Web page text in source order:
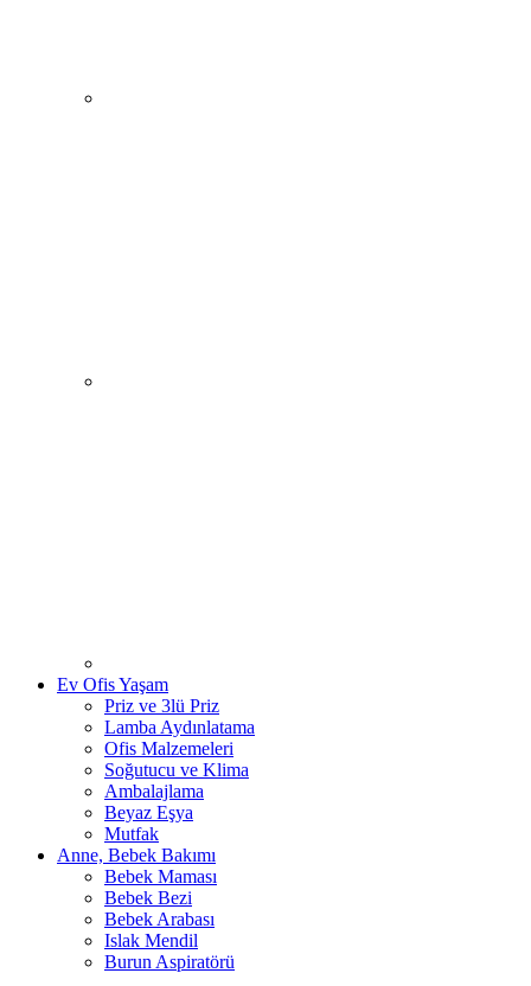
Ev Ofis Yaşam
Priz ve 3lü Priz
Lamba Aydınlatama
Ofis Malzemeleri
Soğutucu ve Klima
Ambalajlama
Beyaz Eşya
Mutfak
Anne, Bebek Bakımı
Bebek Maması
Bebek Bezi
Bebek Arabası
Islak Mendil
Burun Aspiratörü